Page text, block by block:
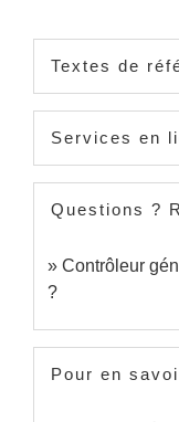
Textes de
Services en
Questions ?
Contrôleur
?
Pour en